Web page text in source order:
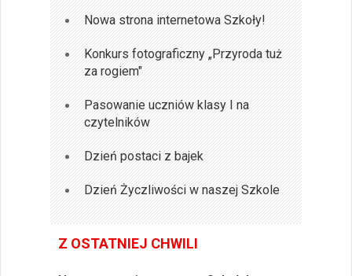
Nowa strona internetowa Szkoły!
Konkurs fotograficzny „Przyroda tuż
za rogiem"
Pasowanie uczniów klasy I na
czytelników
Dzień postaci z bajek
Dzień Życzliwości w naszej Szkole
Z OSTATNIEJ CHWILI